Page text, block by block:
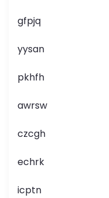
gfpjq
yysan
pkhfh
awrsw
czcgh
echrk
icptn